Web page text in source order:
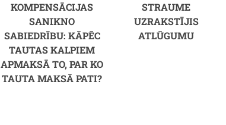
KOMPENSĀCIJAS
SANIKNO
SABIEDRĪBU: KĀPĒC
TAUTAS KALPIEM
APMAKSĀ TO, PAR KO
TAUTA MAKSĀ PATI?
STRAUME
UZRAKSTĪJIS
ATLŪGUMU